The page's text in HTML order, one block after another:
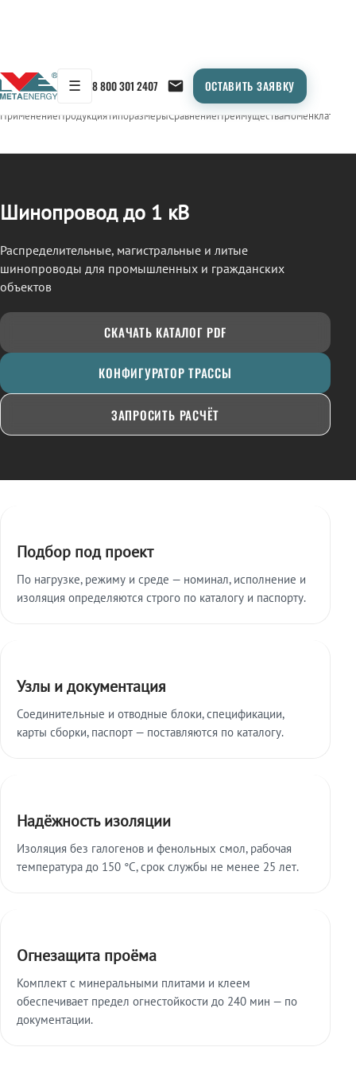
☰ 8 800 301 2407 ОСТАВИТЬ ЗАЯВКУ
← Продукция/ШИНОПРОВОД
ПрименениеПродукцияТипоразмерыСравнениеПреимуществаНоменклатура
Шинопровод до 1 кВ
Распределительные, магистральные и литые
шинопроводы для промышленных и гражданских
объектов
СКАЧАТЬ КАТАЛОГ PDF
КОНФИГУРАТОР ТРАССЫ
ЗАПРОСИТЬ РАСЧЁТ
Подбор под проект
По нагрузке, режиму и среде — номинал, исполнение и
изоляция определяются строго по каталогу и паспорту.
Узлы и документация
Соединительные и отводные блоки, спецификации,
карты сборки, паспорт — поставляются по каталогу.
Надёжность изоляции
Изоляция без галогенов и фенольных смол, рабочая
температура до 150 °C, срок службы не менее 25 лет.
Огнезащита проёма
Комплект с минеральными плитами и клеем
обеспечивает предел огнестойкости до 240 мин — по
документации.